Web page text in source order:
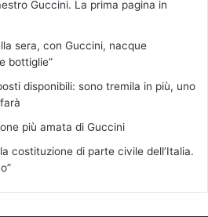
Guccini. La prima pagina in
sera, con Guccini, nacque
bottiglie”
disponibili: sono tremila in più, uno
più amata di Guccini
costituzione di parte civile dell’Italia.